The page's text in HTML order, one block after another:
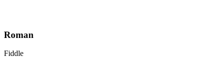
Roman
Fiddle